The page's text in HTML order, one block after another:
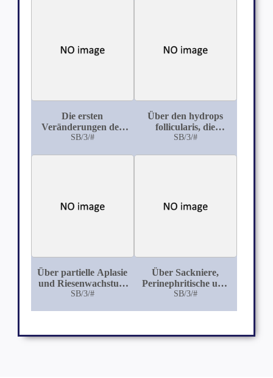
Die ersten
Veränderungen der
Nierentuberkulose bei
SB/3/#
Über den hydrops
follicularis, die
konglomerierten
SB/3/#
Über partielle Aplasie
und Riesenwachstum
des Ovarium
SB/3/#
Über Sackniere,
Perinephritische und
Intranephritische,
SB/3/#